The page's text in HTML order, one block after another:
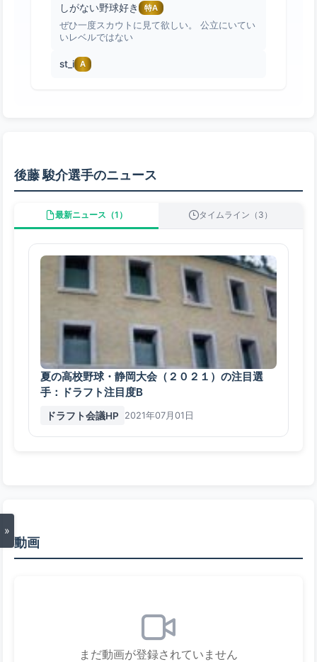
»
しがない野球好き 特A
ぜひ一度スカウトに見て欲しい。 公立にいてい
いレベルではない
st_i A
後藤 駿介選手のニュース
最新ニュース（1） タイムライン（3）
夏の高校野球・静岡大会（２０２１）の注目選
手：ドラフト注目度B
ドラフト会議HP 2021年07月01日
動画
まだ動画が登録されていません